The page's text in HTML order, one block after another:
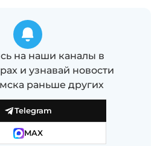
на наши каналы в
и узнавай новости
раньше других
Telegram
MAX